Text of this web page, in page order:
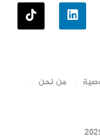
من نحن